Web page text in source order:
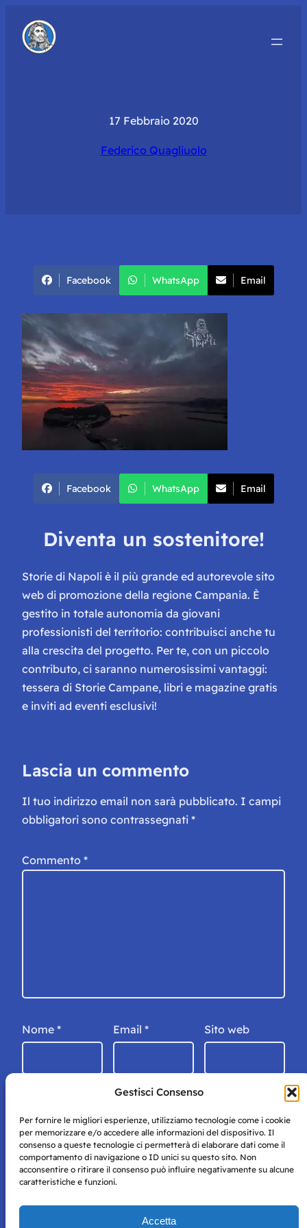
Gestisci Consenso
Per fornire le migliori esperienze, utilizziamo tecnologie come i cookie
per memorizzare e/o accedere alle informazioni del dispositivo. Il
consenso a queste tecnologie ci permetterà di elaborare dati come il
comportamento di navigazione o ID unici su questo sito. Non
acconsentire o ritirare il consenso può influire negativamente su alcune
caratteristiche e funzioni.
Accetta
17 Febbraio 2020
Federico Quagliuolo
Facebook WhatsApp Email
Facebook WhatsApp Email
Diventa un sostenitore!
Storie di Napoli è il più grande ed autorevole sito
web di promozione della regione Campania. È
gestito in totale autonomia da giovani
professionisti del territorio: contribuisci anche tu
alla crescita del progetto. Per te, con un piccolo
contributo, ci saranno numerosissimi vantaggi:
tessera di Storie Campane, libri e magazine gratis
e inviti ad eventi esclusivi!
Lascia un commento
Il tuo indirizzo email non sarà pubblicato. I campi
obbligatori sono contrassegnati *
Commento *
Nome * Email * Sito web
Storie di Napoli è una testata registrata presso il tribunale di